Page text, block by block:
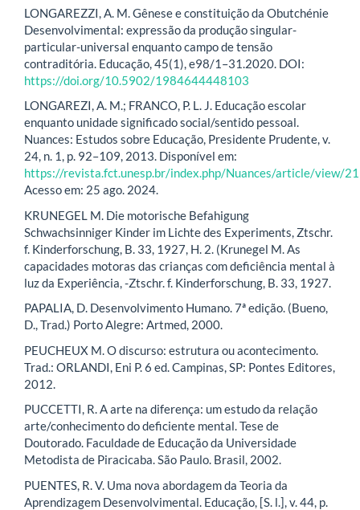
LONGAREZZI, A. M. Gênese e constituição da Obutchénie
Desenvolvimental: expressão da produção singular-
particular-universal enquanto campo de tensão
contraditória. Educação, 45(1), e98/1–31.2020. DOI:
https://doi.org/10.5902/1984644448103
LONGAREZI, A. M.; FRANCO, P. L. J. Educação escolar
enquanto unidade significado social/sentido pessoal.
Nuances: Estudos sobre Educação, Presidente Prudente, v.
24, n. 1, p. 92–109, 2013. Disponível em:
https://revista.fct.unesp.br/index.php/Nuances/article/view/
Acesso em: 25 ago. 2024.
KRUNEGEL M. Die motorische Befahigung
Schwachsinniger Kinder im Lichte des Experiments, Ztschr.
f. Kinderforschung, B. 33, 1927, H. 2. (Krunegel M. As
capacidades motoras das crianças com deficiência mental à
luz da Experiência, -Ztschr. f. Kinderforschung, B. 33, 1927.
PAPALIA, D. Desenvolvimento Humano. 7ª edição. (Bueno,
D., Trad.) Porto Alegre: Artmed, 2000.
PEUCHEUX M. O discurso: estrutura ou acontecimento.
Trad.: ORLANDI, Eni P. 6 ed. Campinas, SP: Pontes Editores,
2012.
PUCCETTI, R. A arte na diferença: um estudo da relação
arte/conhecimento do deficiente mental. Tese de
Doutorado. Faculdade de Educação da Universidade
Metodista de Piracicaba. São Paulo. Brasil, 2002.
PUENTES, R. V. Uma nova abordagem da Teoria da
Aprendizagem Desenvolvimental. Educação, [S. l.], v. 44, p.